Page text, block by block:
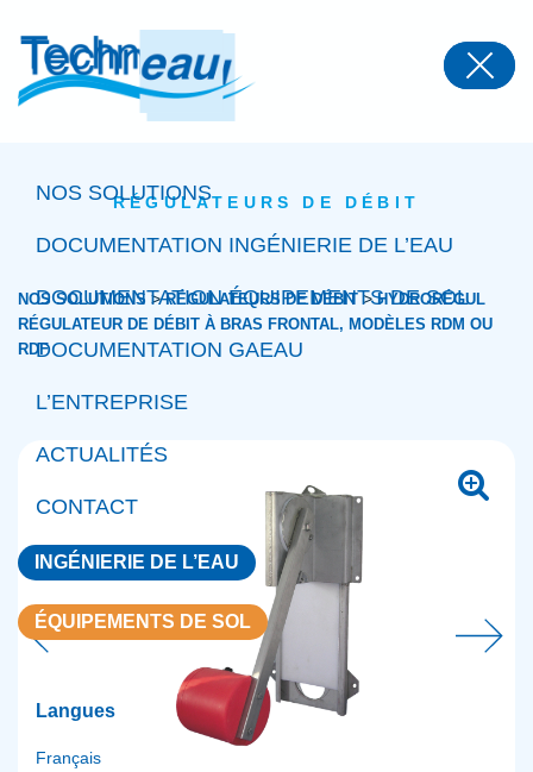
NOS SOLUTIONS
DOCUMENTATION INGÉNIERIE DE L’EAU
DOCUMENTATION ÉQUIPEMENTS DE SOL
DOCUMENTATION GAEAU
L’ENTREPRISE
ACTUALITÉS
CONTACT
INGÉNIERIE DE L’EAU
ÉQUIPEMENTS DE SOL
Langues
Français
RÉGULATEURS DE DÉBIT
NOS SOLUTIONS>RÉGULATEURS DE DÉBIT>HYDRORÉGUL
RÉGULATEUR DE DÉBIT À BRAS FRONTAL, MODÈLES RDM OU
RDF